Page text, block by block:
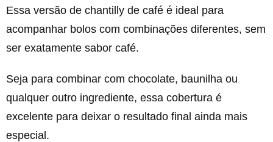
Essa versão de chantilly de café é ideal para
acompanhar bolos com combinações diferentes, sem
ser exatamente sabor café.
Seja para combinar com chocolate, baunilha ou
qualquer outro ingrediente, essa cobertura é
excelente para deixar o resultado final ainda mais
especial.